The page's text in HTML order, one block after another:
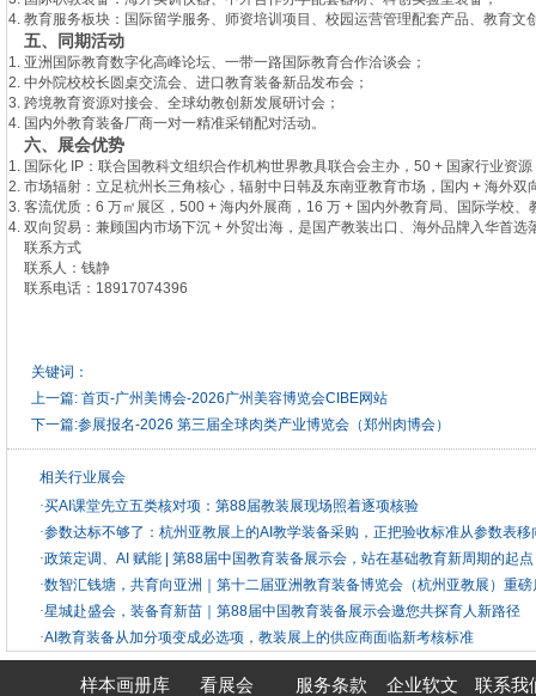
教育服务板块：国际留学服务、师资培训项目、校园运营管理配套产品、教育文
五、同期活动
亚洲国际教育数字化高峰论坛、一带一路国际教育合作洽谈会；
中外院校校长圆桌交流会、进口教育装备新品发布会；
跨境教育资源对接会、全球幼教创新发展研讨会；
国内外教育装备厂商一对一精准采销配对活动。
六、展会优势
国际化 IP：联合国教科文组织合作机构世界教具联合会主办，50 + 国家行业资
市场辐射：立足杭州长三角核心，辐射中日韩及东南亚教育市场，国内 + 海外双
客流优质：6 万㎡展区，500 + 海内外展商，16 万 + 国内外教育局、国际学校、
双向贸易：兼顾国内市场下沉 + 外贸出海，是国产教装出口、海外品牌入华首选
联系方式
联系人：钱静
联系电话：18917074396
关键词：
上一篇: 首页-广州美博会-2026广州美容博览会CIBE网站
下一篇:参展报名-2026 第三届全球肉类产业博览会（郑州肉博会）
相关行业展会
·买AI课堂先立五类核对项：第88届教装展现场照着逐项核验
·参数达标不够了：杭州亚教展上的AI教学装备采购，正把验收标准从参数表移
·政策定调、AI 赋能 | 第88届中国教育装备展示会，站在基础教育新周期的起点
·数智汇钱塘，共育向亚洲｜第十二届亚洲教育装备博览会（杭州亚教展）重磅
·星城赴盛会，装备育新苗｜第88届中国教育装备展示会邀您共探育人新路径
·AI教育装备从加分项变成必选项，教装展上的供应商面临新考核标准
样本画册库 看展会 服务条款 企业软文 联系我